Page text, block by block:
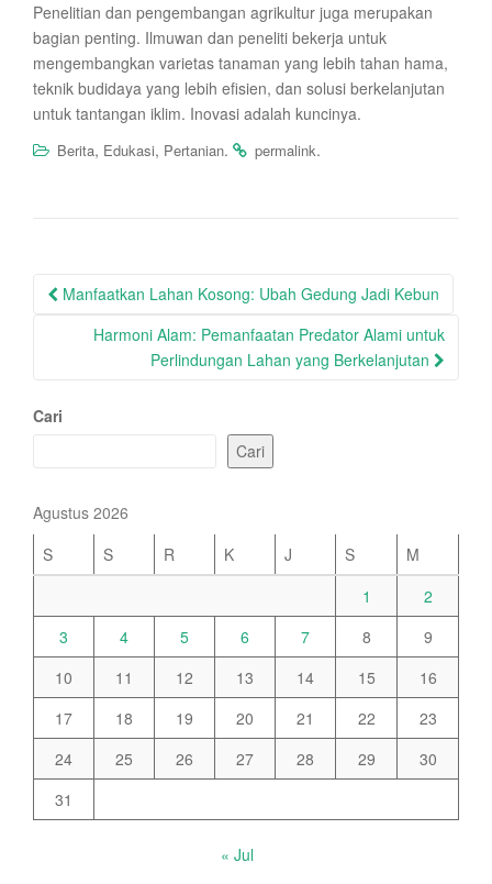
Penelitian dan pengembangan agrikultur juga merupakan
bagian penting. Ilmuwan dan peneliti bekerja untuk
mengembangkan varietas tanaman yang lebih tahan hama,
teknik budidaya yang lebih efisien, dan solusi berkelanjutan
untuk tantangan iklim. Inovasi adalah kuncinya.
Berita, Edukasi, Pertanian. permalink.
Post
navigation
Manfaatkan Lahan Kosong: Ubah Gedung Jadi Kebun
Harmoni Alam: Pemanfaatan Predator Alami untuk
Perlindungan Lahan yang Berkelanjutan
Cari
Cari
Agustus 2026
S
S R K J S
M
1
2
3
4 5 6 7 8
9
10
11 12 13 14 15
16
17
18 19 20 21 22
23
24
25 26 27 28 29
30
31
« Jul